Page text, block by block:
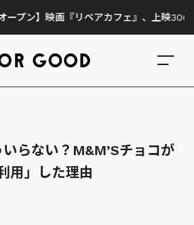
映画『リペアカフェ』、上映300回の先
らない？M&M’Sチョコが
用」した理由